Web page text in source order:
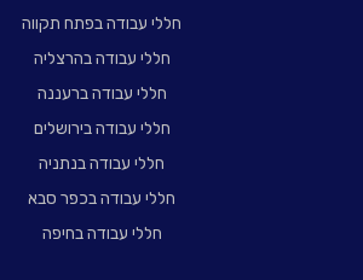
חללי עבודה בפתח תקווה
חללי עבודה בהרצליה
חללי עבודה ברעננה
חללי עבודה בירושלים
חללי עבודה בנתניה
חללי עבודה בכפר סבא
חללי עבודה בחיפה